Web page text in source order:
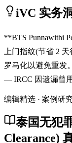
iVC 实务
**BTS Punnawithi
上门指纹(节省 2
罗马化以避免重发
— IRCC 因遗漏曾
编辑精选 · 案例研
泰国无犯
Clearance)